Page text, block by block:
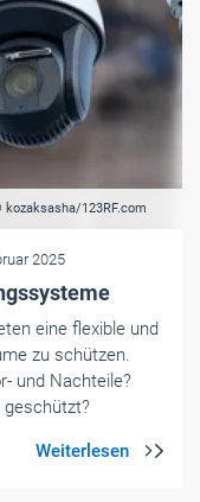
kozaksasha/123RF.com
2025
eine flexible und
zu schützen.
und Nachteile?
geschützt?